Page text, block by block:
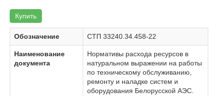
Купить
Обозначение СТП 33240.34.458-22
Наименование
документа
Нормативы расхода ресурсов в
натуральном выражении на работы
по техническому обслуживанию,
ремонту и наладке систем и
оборудования Белорусской АЭС.